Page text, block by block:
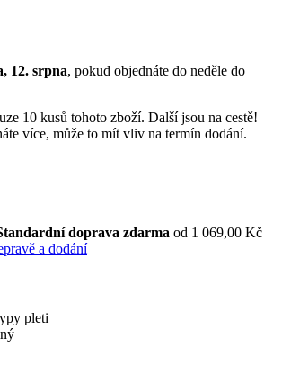
12. srpna, pokud objednáte do neděle do
10 kusů tohoto zboží. Další jsou na cestě!
více, může to mít vliv na termín dodání.
doprava zdarma od 1 069,00 Kč
a dodání
pleti